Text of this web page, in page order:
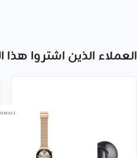
العملاء الذين اشتروا هذا